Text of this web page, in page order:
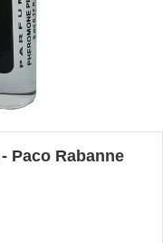
Paco Rabanne